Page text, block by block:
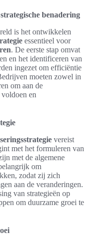
benadering
is het ontwikkelen
essentieel voor
. De eerste stap omvat
en het identificeren van
ingezet om efficiëntie
moeten zowel in
om aan de
en
vereist
met het formuleren van
met de algemene
om
zodat zij zich
aan de veranderingen.
van strategieën op
om duurzame groei te